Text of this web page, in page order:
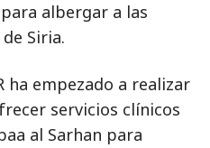
albergar a las
Siria.
ha empezado a realizar
servicios clínicos
al Sarhan para